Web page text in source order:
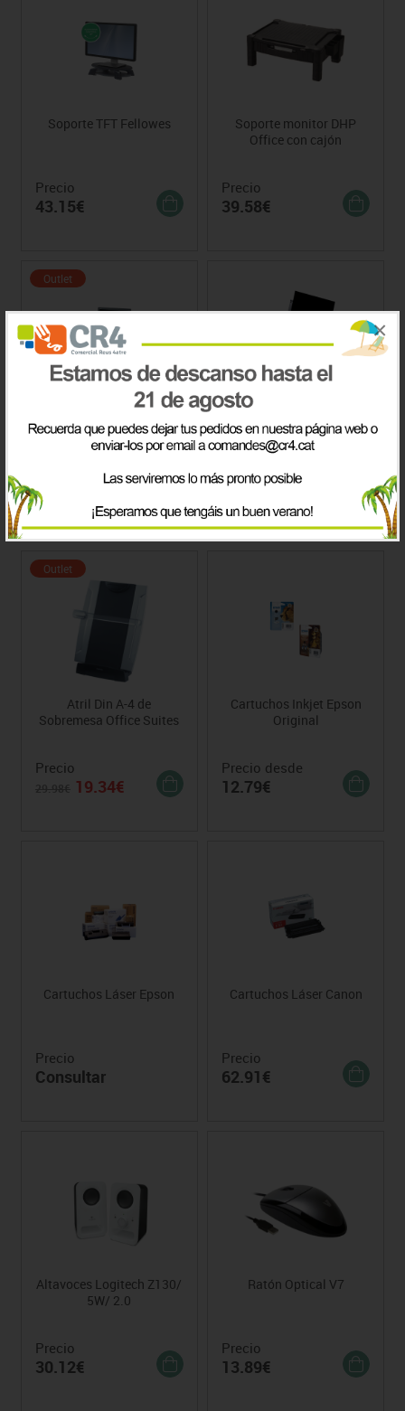
×
Soporte TFT Fellowes
Precio
43.15€
Soporte monitor DHP
Office con cajón
Precio
39.58€
Outlet
Soporte Monitor Fellowes
67.82€
Filtro Privacidad
Portátiles 3M
Precio
Outlet
Atril Din A-4 de
Sobremesa Office Suites
Precio
19.34€
Cartuchos Inkjet Epson
Original
Precio desde
12.79€
Cartuchos Láser Epson
Precio
Consultar
Cartuchos Láser Canon
Precio
62.91€
Altavoces Logitech Z130/
5W/ 2.0
Precio
30.12€
Ratón Optical V7
Precio
13.89€